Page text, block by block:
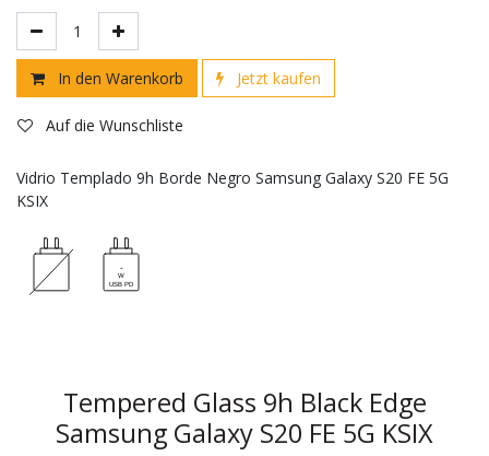
In den Warenkorb Jetzt kaufen
Auf die Wunschliste
Vidrio Templado 9h Borde Negro Samsung Galaxy S20 FE 5G
KSIX
Tempered Glass 9h Black Edge
Samsung Galaxy S20 FE 5G KSIX